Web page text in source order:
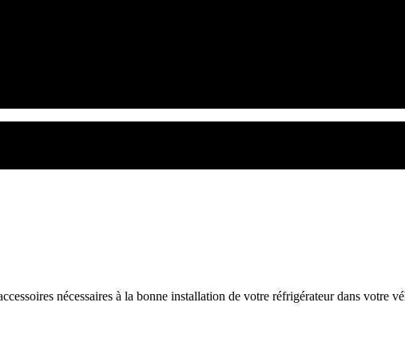
nécessaires à la bonne installation de votre réfrigérateur dans votre